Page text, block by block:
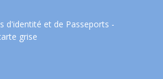
d'identité et de Passeports -
grise